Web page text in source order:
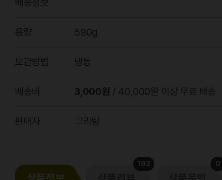
배송정보
용량 590g
보관방법 냉동
배송비 3,000원 / 40,000원 이상 무료 배송
판매자 그리팅
193 0